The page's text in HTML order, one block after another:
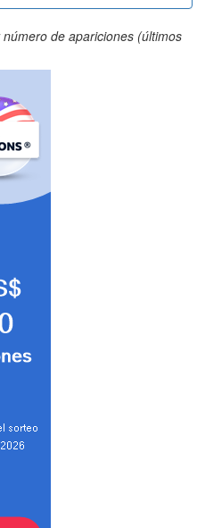
de apariciones (últimos